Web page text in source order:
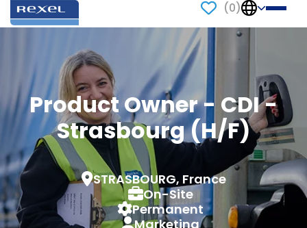
(0)
Product Owner - CDI -
Strasbourg (H/F)
STRASBOURG, France
On-Site
Permanent
Marketing